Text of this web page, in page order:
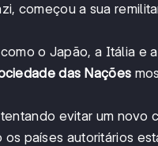
começou a sua
o Japão, a Itália e
das Nações
evitar um novo
países autoritários